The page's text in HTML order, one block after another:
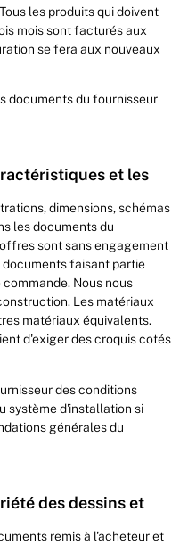
les produits qui doivent
mois sont facturés aux
se fera aux nouveaux
documents du fournisseur
et les
dimensions, schémas
les documents du
sont sans engagement
faisant partie
Nous nous
Les matériaux
matériaux équivalents.
d'exiger des croquis cotés
des conditions
système d'installation si
générales du
des dessins et
remis à l'acheteur et